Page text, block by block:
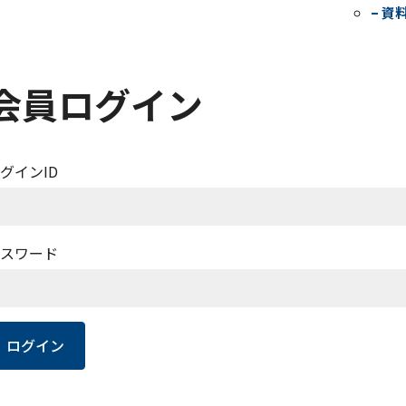
– 資
員ログイン
インID
ワード
ログイン